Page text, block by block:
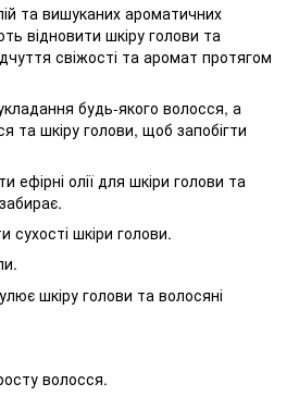
та вишуканих ароматичних
відновити шкіру голови та
свіжості та аромат протягом
будь-якого волосся, а
та шкіру голови, щоб запобігти
ефірні олії для шкіри голови та
сухості шкіри голови.
шкіру голови та волосяні
волосся.